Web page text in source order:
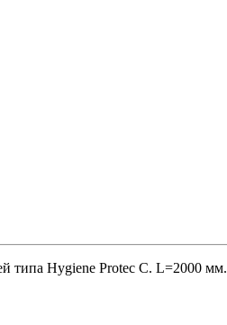
типа Hygiene Protec C. L=2000 мм.